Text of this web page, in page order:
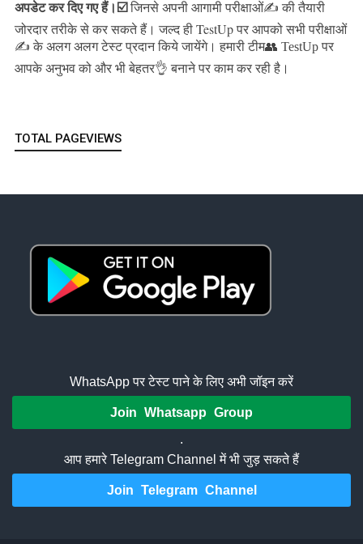
अपडेट कर दिए गए हैं। ☑️ जिनसे अपनी आगामी परीक्षाओं✍️ की तैयारी
जोरदार तरीके से कर सकते हैं।जल्द ही TestUp पर आपको सभी परीक्षाओं
✍️ के अलग अलग टेस्ट प्रदान किये जायेंगे। हमारी टीम👥 TestUp पर
आपके अनुभव को और भी बेहतर👌 बनाने पर काम कर रही है।
TOTAL PAGEVIEWS
WhatsApp पर टेस्ट पाने के लिए अभी जॉइन करें
Join Whatsapp Group
.
आप हमारे Telegram Channel में भी जुड़ सकते हैं
Join Telegram Channel